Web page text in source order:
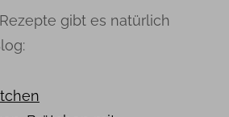
gibt es natürlich